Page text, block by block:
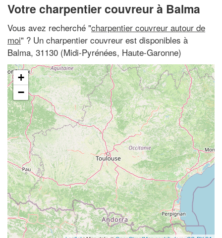
Votre charpentier couvreur à Balma
Vous avez recherché "charpentier couvreur autour de
moi" ? Un charpentier couvreur est disponibles à
Balma, 31130 (Midi-Pyrénées, Haute-Garonne)
+
−